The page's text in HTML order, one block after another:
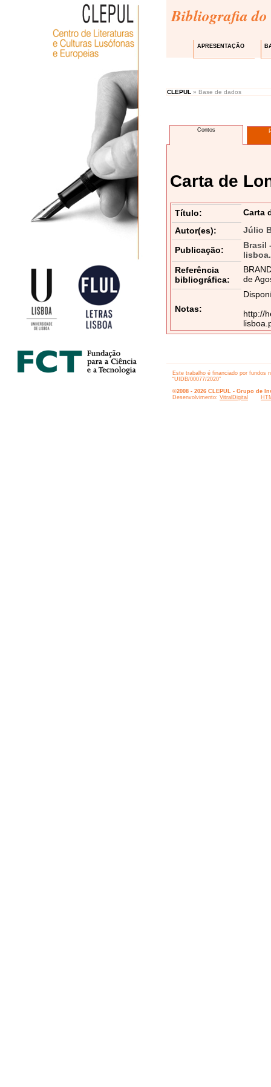
Bibliografia do
APRESENTAÇÃO
CLEPUL » Base de dados
Contos
Carta de
Título:
Carta
Autor(es):
Júlio
Publicação:
Brasil
Referência
bibliográfica:
de
Notas:
http://
Este trabalho é financiado por fundos
“UIDB/00077/2020”
©2008 - 2026 CLEPUL - Grupo de
Desenvolvimento: VitralDigital